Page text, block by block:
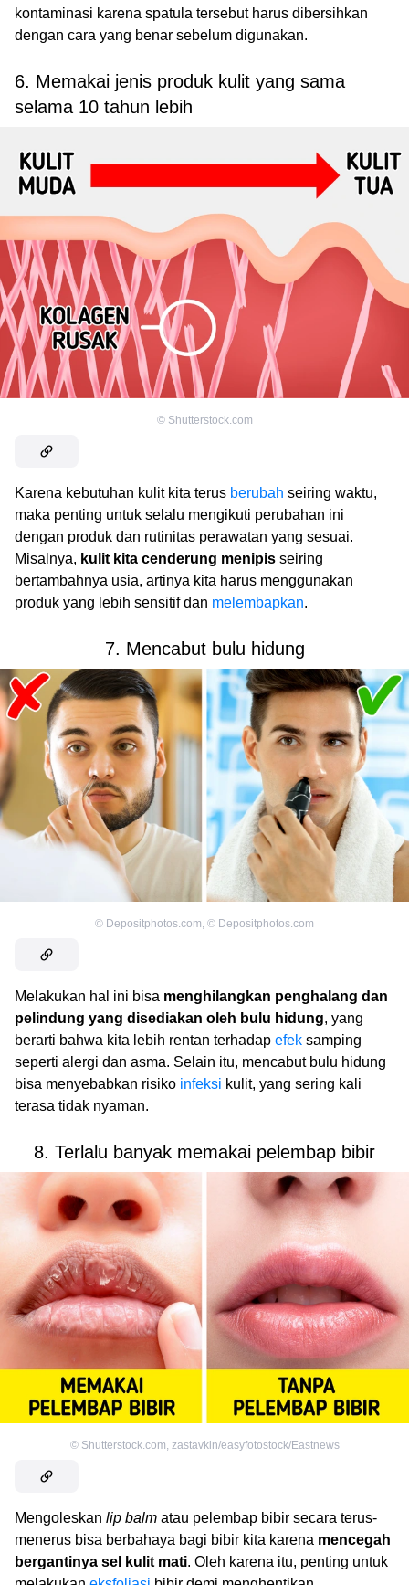
kontaminasi karena spatula tersebut harus dibersihkan
dengan cara yang benar sebelum digunakan.
6. Memakai jenis produk kulit yang sama
selama 10 tahun lebih
© Shutterstock.com
Karena kebutuhan kulit kita terus berubah seiring waktu,
maka penting untuk selalu mengikuti perubahan ini
dengan produk dan rutinitas perawatan yang sesuai.
Misalnya, kulit kita cenderung menipis seiring
bertambahnya usia, artinya kita harus menggunakan
produk yang lebih sensitif dan melembapkan.
7. Mencabut bulu hidung
© Depositphotos.com, © Depositphotos.com
Melakukan hal ini bisa menghilangkan penghalang dan
pelindung yang disediakan oleh bulu hidung, yang
berarti bahwa kita lebih rentan terhadap efek samping
seperti alergi dan asma. Selain itu, mencabut bulu hidung
bisa menyebabkan risiko infeksi kulit, yang sering kali
terasa tidak nyaman.
8. Terlalu banyak memakai pelembap bibir
© Shutterstock.com, zastavkin/easyfotostock/Eastnews
Mengoleskan lip balm atau pelembap bibir secara terus-
menerus bisa berbahaya bagi bibir kita karena mencegah
bergantinya sel kulit mati. Oleh karena itu, penting untuk